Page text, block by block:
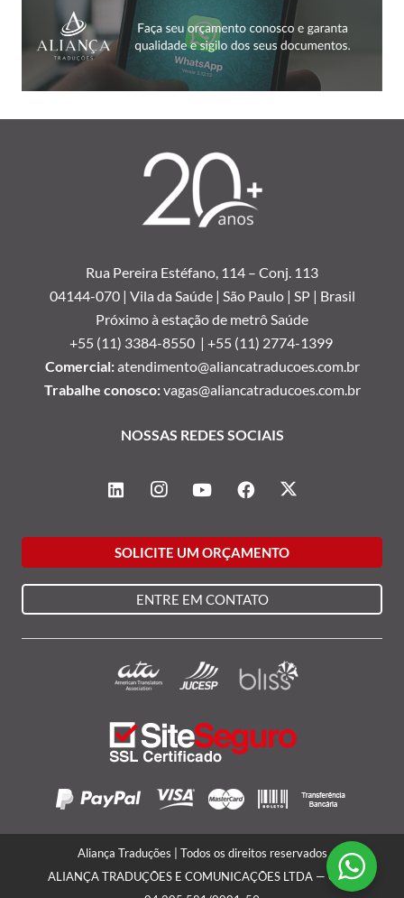
Rua Pereira Estéfano, 114 – Conj. 113
04144-070 | Vila da Saúde | São Paulo | SP | Brasil
Próximo à estação de metrô Saúde
+55 (11) 3384-8550 | +55 (11) 2774-1399
Comercial:atendimento@aliancatraducoes.com.br
Trabalhe conosco:vagas@aliancatraducoes.com.br
NOSSAS REDES SOCIAIS
SOLICITE UM ORÇAMENTO
ENTRE EM CONTATO
Aliança Traduções | Todos os direitos reservados
ALIANÇA TRADUÇÕES E COMUNICAÇÕES LTDA — CNPJ